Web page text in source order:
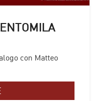
con Matteo